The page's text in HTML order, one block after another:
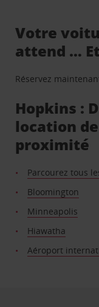
Votre
attend …
Réservez
Hopkins :
location
proximité
Parcourez tous
Bloomington
Minneapolis
Hiawatha
Aéroport